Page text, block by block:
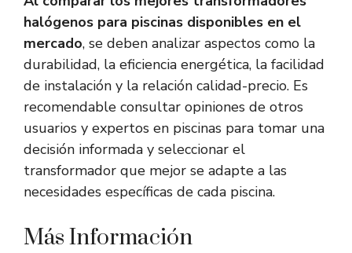
halógenos para piscinas disponibles en el
mercado, se deben analizar aspectos como la
durabilidad, la eficiencia energética, la facilidad
de instalación y la relación calidad-precio. Es
recomendable consultar opiniones de otros
usuarios y expertos en piscinas para tomar una
decisión informada y seleccionar el
transformador que mejor se adapte a las
necesidades específicas de cada piscina.
Más Información